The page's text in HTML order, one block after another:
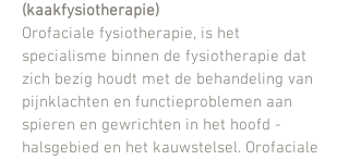
(kaakfysiotherapie)
Orofaciale fysiotherapie, is het
specialisme binnen de fysiotherapie dat
zich bezig houdt met de behandeling van
pijnklachten en functieproblemen aan
spieren en gewrichten in het hoofd -
halsgebied en het kauwstelsel. Orofaciale